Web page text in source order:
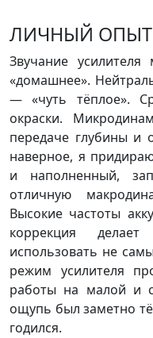
ЛИЧНЫЙ ОПЫТ
Звучание усилителя
«домашнее».
— «чуть тёплое».
окраски.
передаче глубины и
наверное, я
и наполненный,
отличную
Высокие частоты
коррекция
использовать не
режим усилителя
работы на малой и
ощупь был заметно
годился.